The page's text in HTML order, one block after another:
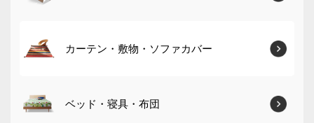
カーテン・敷物・ソファカバー
ベッド・寝具・布団